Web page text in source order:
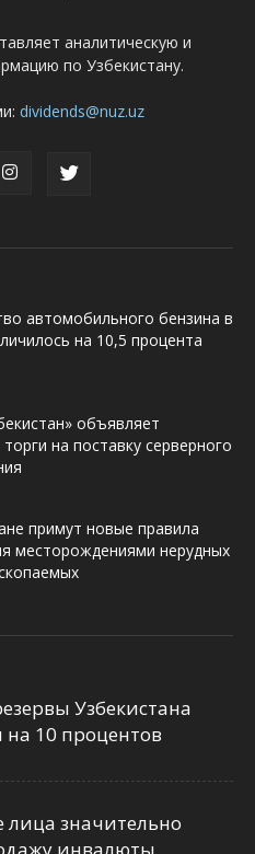
аналитическую и
по Узбекистану.
dividends@nuz.uz
автомобильного бензина в
на 10,5 процента
объявляет
на поставку серверного
примут новые правила
месторождениями нерудных
Узбекистана
10 процентов
лица значительно